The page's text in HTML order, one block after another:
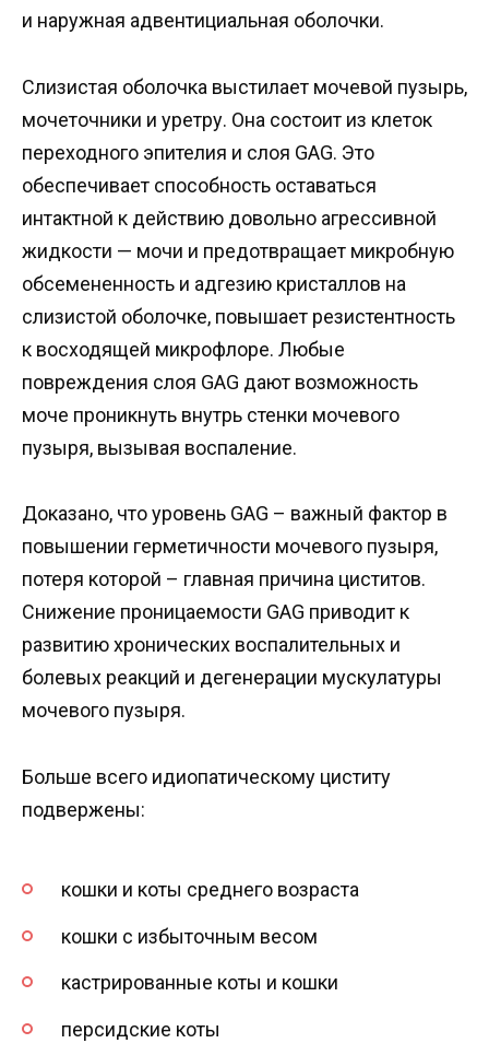
и наружная адвентициальная оболочки.
Слизистая оболочка выстилает мочевой пузырь,
мочеточники и уретру. Она состоит из клеток
переходного эпителия и слоя GAG. Это
обеспечивает способность оставаться
интактной к действию довольно агрессивной
жидкости — мочи и предотвращает микробную
обсемененность и адгезию кристаллов на
слизистой оболочке, повышает резистентность
к восходящей микрофлоре. Любые
повреждения слоя GAG дают возможность
моче проникнуть внутрь стенки мочевого
пузыря, вызывая воспаление.
Доказано, что уровень GAG – важный фактор в
повышении герметичности мочевого пузыря,
потеря которой – главная причина циститов.
Снижение проницаемости GAG приводит к
развитию хронических воспалительных и
болевых реакций и дегенерации мускулатуры
мочевого пузыря.
Больше всего идиопатическому циститу
подвержены:
кошки и коты среднего возраста
кошки с избыточным весом
кастрированные коты и кошки
персидские коты